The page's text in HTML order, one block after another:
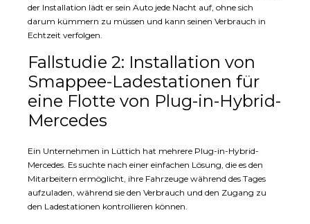
der Installation lädt er sein Auto jede Nacht auf, ohne sich
darum kümmern zu müssen und kann seinen Verbrauch in
Echtzeit verfolgen.
Fallstudie 2: Installation von
Smappee-Ladestationen für
eine Flotte von Plug-in-Hybrid-
Mercedes
Ein Unternehmen in Lüttich hat mehrere Plug-in-Hybrid-
Mercedes. Es suchte nach einer einfachen Lösung, die es den
Mitarbeitern ermöglicht, ihre Fahrzeuge während des Tages
aufzuladen, während sie den Verbrauch und den Zugang zu
den Ladestationen kontrollieren können.